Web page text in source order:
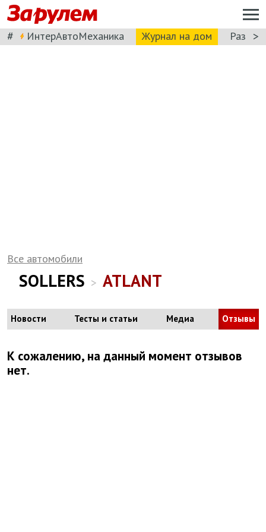
# ИнтерАвтоМеханика Журнал на дом >
Все автомобили
SOLLERS > ATLANT
Новости Тесты и статьи Медиа Отзывы
К сожалению, на данный момент отзывов
нет.